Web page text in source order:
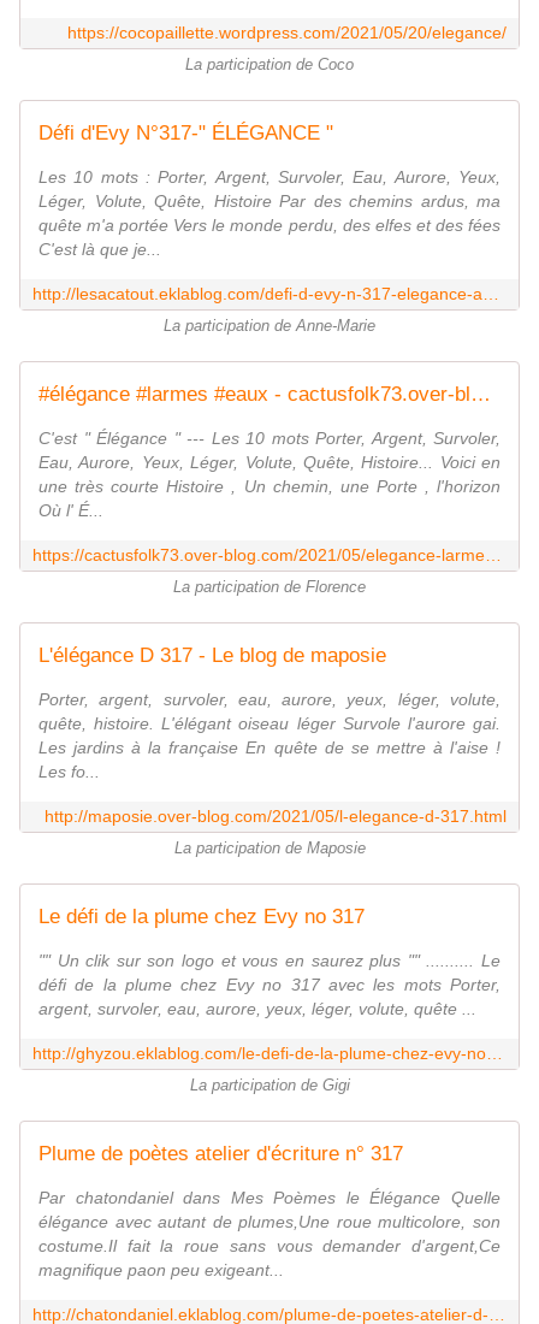
https://cocopaillette.wordpress.com/2021/05/20/elegance/
La participation de Coco
Défi d'Evy N°317-" ÉLÉGANCE "
Les 10 mots : Porter, Argent, Survoler, Eau, Aurore, Yeux,
Léger, Volute, Quête, Histoire Par des chemins ardus, ma
quête m'a portée Vers le monde perdu, des elfes et des fées
C'est là que je...
La participation de Anne-Marie
#élégance #larmes #eaux - cactusfolk73.over-blog.com ♫♫♫♫♫♫☼☺
C'est " Élégance " --- Les 10 mots Porter, Argent, Survoler,
Eau, Aurore, Yeux, Léger, Volute, Quête, Histoire... Voici en
une très courte Histoire , Un chemin, une Porte , l'horizon
Où l' É...
La participation de Florence
L'élégance D 317 - Le blog de maposie
Porter, argent, survoler, eau, aurore, yeux, léger, volute,
quête, histoire. L'élégant oiseau léger Survole l'aurore gai.
Les jardins à la française En quête de se mettre à l'aise !
Les fo...
http://maposie.over-blog.com/2021/05/l-elegance-d-317.html
La participation de Maposie
Le défi de la plume chez Evy no 317
"" Un clik sur son logo et vous en saurez plus "" .......... Le
défi de la plume chez Evy no 317 avec les mots Porter,
argent, survoler, eau, aurore, yeux, léger, volute, quête ...
La participation de Gigi
Plume de poètes atelier d'écriture n° 317
Par chatondaniel dans Mes Poèmes le Élégance Quelle
élégance avec autant de plumes,Une roue multicolore, son
costume.Il fait la roue sans vous demander d'argent,Ce
magnifique paon peu exigeant...